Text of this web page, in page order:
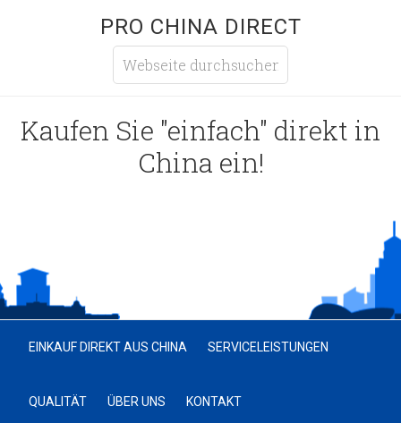
PRO CHINA DIRECT
Kaufen Sie "einfach" direkt in
China ein!
EINKAUF DIREKT AUS CHINA SERVICELEISTUNGEN
QUALITÄT ÜBER UNS KONTAKT